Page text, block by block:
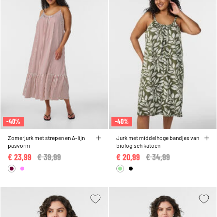
-40%
Zomerjurk met strepen en A-lijn
pasvorm
Price reduced from
€ 39,99
€ 23,99
-40%
Jurk met middelhoge bandjes van
biologisch katoen
Price reduced from
€ 34,99
€ 20,99